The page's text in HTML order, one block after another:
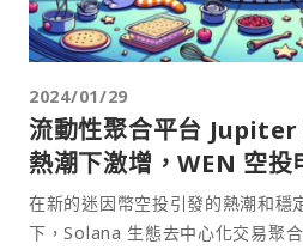
2024/01/29
流動性聚合平台 Jupiter
熱潮下激增，WEN 空投
在新的迷因幣空投引發的熱潮和穩
下，Solana 生態去中心化交易聚